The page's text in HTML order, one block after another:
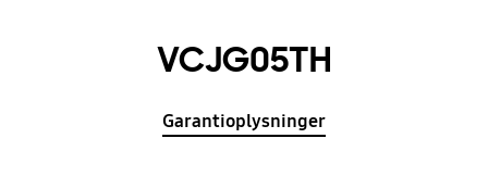
VCJG05TH
Garantioplysninger